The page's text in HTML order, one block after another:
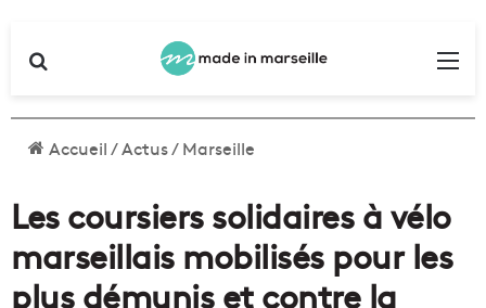
Accueil/Actus/Marseille
Les coursiers solidaires à vélo
marseillais mobilisés pour les
plus démunis et contre la